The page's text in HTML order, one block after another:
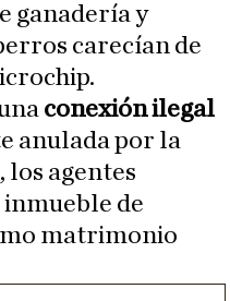
ganadería y
carecían de
conexión ilegal
anulada por la
los agentes
de
matrimonio